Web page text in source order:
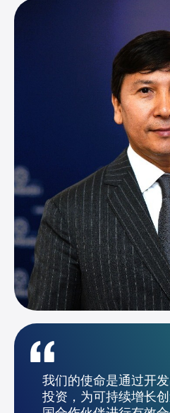
我们的使命是通过开
投资，为可持续增长